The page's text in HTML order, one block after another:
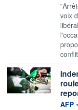
voix
AFP •